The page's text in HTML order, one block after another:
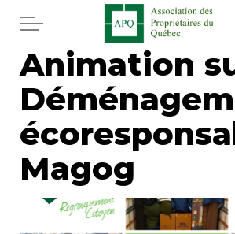
Aller au contenu
Accueil
Services
Actualités
Journal
Animation
Magog